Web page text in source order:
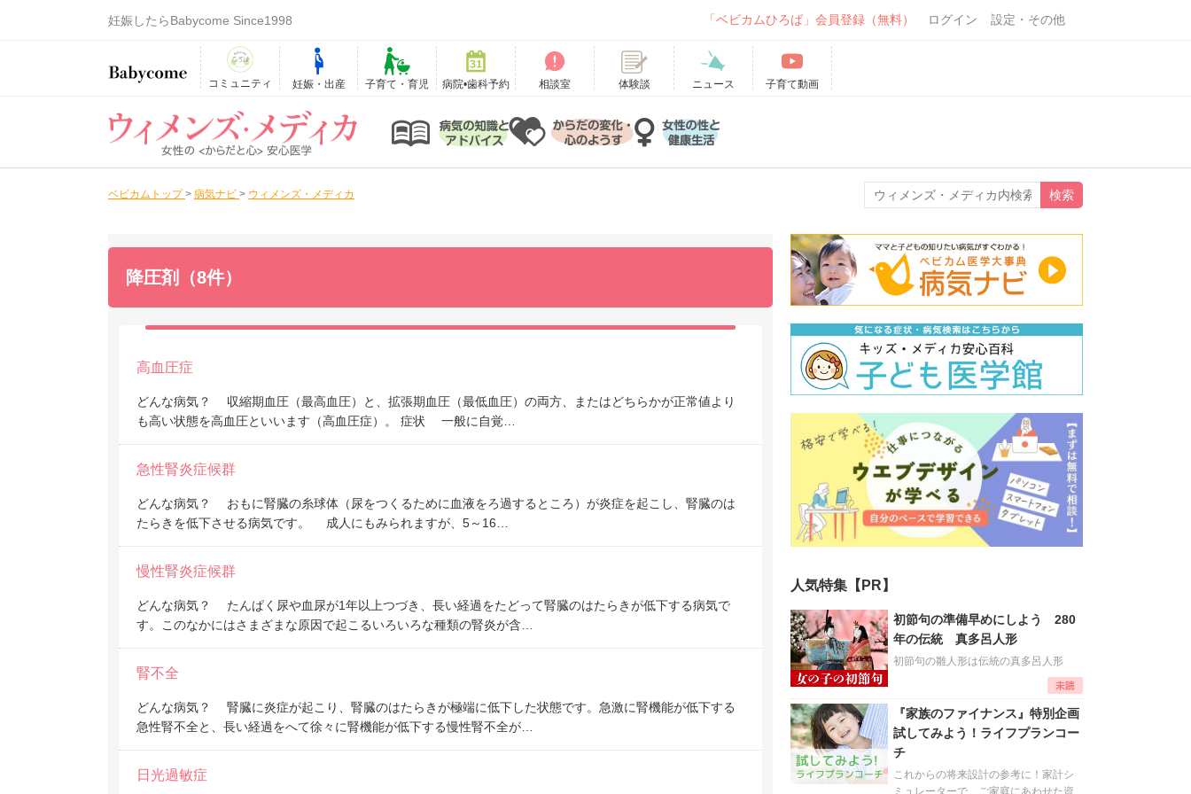
妊娠したらBabycome Since1998 「ベビカムひろば」会員登録（無料） ログイン 設定・その他
コミュニティ 妊娠・出産 子育て・育児 病院•歯科予約 相談室 体験談 ニュース 子育て動画
ベビカムトップ > 病気ナビ > ウィメンズ・メディカ
降圧剤（8件）
高血圧症
どんな病気？ 収縮期血圧（最高血圧）と、拡張期血圧（最低血圧）の両方、またはどちらかが正常値より
も高い状態を高血圧といいます（高血圧症）。 症状 一般に自覚…
急性腎炎症候群
どんな病気？ おもに腎臓の糸球体（尿をつくるために血液をろ過するところ）が炎症を起こし、腎臓のは
たらきを低下させる病気です。 成人にもみられますが、5～16…
慢性腎炎症候群
どんな病気？ たんぱく尿や血尿が1年以上つづき、長い経過をたどって腎臓のはたらきが低下する病気で
す。このなかにはさまざまな原因で起こるいろいろな種類の腎炎が含…
腎不全
どんな病気？ 腎臓に炎症が起こり、腎臓のはたらきが極端に低下した状態です。急激に腎機能が低下する
急性腎不全と、長い経過をへて徐々に腎機能が低下する慢性腎不全が…
日光過敏症
人気特集【PR】
初節句の準備早めにしよう 280
年の伝統 真多呂人形
初節句の雛人形は伝統の真多呂人形
『家族のファイナンス』特別企画
試してみよう！ライフプランコー
チ
これからの将来設計の参考に！家計シ